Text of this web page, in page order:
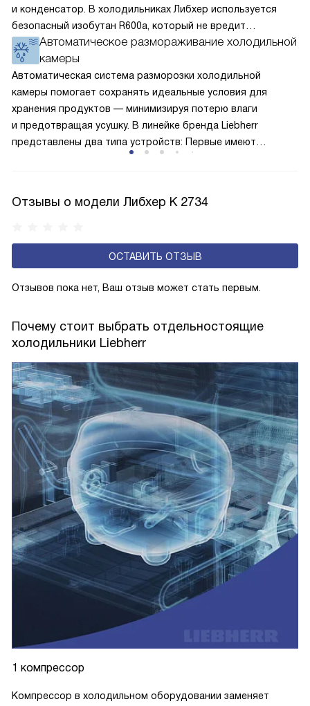
и конденсатор. В холодильниках Либхер используется
безопасный изобутан R600a, который не вредит
окружающей среде. Компрессор перегоняет его
по охладительному контуру по принципу насоса. Чем
лучше работает «мотор» прибора, тем качественнее
и быстрее происходит охлаждение, затрачивается
меньше электроэнергии.
Автоматическое размораживание холодильной
камеры
Автоматическая система разморозки холодильной
камеры помогает сохранять идеальные условия для
хранения продуктов — минимизируя потерю влаги
и предотвращая усушку. В линейке бренда Liebherr
представлены два типа устройств: Первые имеют
с панелью, выполняющей функцию «сухой стенки». Такие
эксплуатацию и чаще всего оснащены нулевой зоной
свежести BioFresh 0°C. Они встречаются в сериях Plus,
Отзывы о модели Либхер K 2734
ОСТАВИТЬ ОТЗЫВ
Отзывов пока нет, Ваш отзыв может стать первым.
Почему стоит выбрать отдельностоящие
холодильники Liebherr
1 компрессор
Компрессор в холодильном оборудовании заменяет